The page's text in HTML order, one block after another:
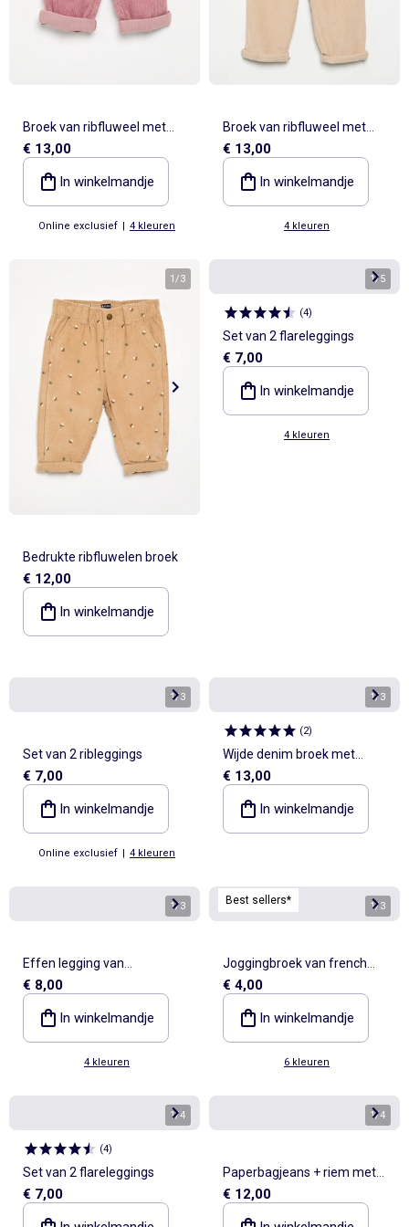
Broek van ribfluweel met
inbegrepen riem
€ 13,00
In winkelmandje
Online exclusief | 4 kleuren
Broek van ribfluweel met
inbegrepen riem
€ 13,00
In winkelmandje
4 kleuren
1/3
Bedrukte ribfluwelen broek
€ 12,00
In winkelmandje
1/5
(4)
Set van 2 flareleggings
€ 7,00
In winkelmandje
4 kleuren
1/3
Set van 2 ribleggings
€ 7,00
In winkelmandje
Online exclusief | 4 kleuren
1/3
(2)
Wijde denim broek met
ruches
€ 13,00
In winkelmandje
1/3
Effen legging van
ribgebreide stof
€ 8,00
In winkelmandje
4 kleuren
Best sellers* 1/3
Joggingbroek van french
terry
€ 4,00
In winkelmandje
6 kleuren
1/4
(4)
Set van 2 flareleggings
€ 7,00
1/4
Paperbagjeans + riem met
motiefje
€ 12,00